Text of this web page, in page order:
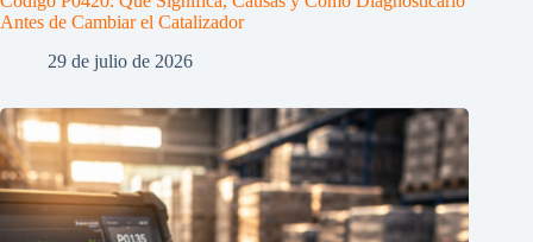
Antes de Cambiar el Catalizador
29 de julio de 2026